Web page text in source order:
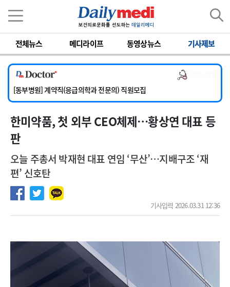
전체뉴스 메디라이프 동영상뉴스 기사제보
[서울아산병원] 2026년 하반기 인턴 모집
[영남대학교의료원] 마취통증의학과 임기제 임상의사 채용
[충남대학교병원] 소아청소년과(소아응급전담) 계약직 의사 공개채용
[동부병원] 계약직(응급의학과 전문의) 직원모집
[이대목동병원] 하반기 전공의(레지던트1년차) 모집
[서울아산병원] 2026년 하반기 인턴 모집
[영남대학교의료원] 마취통증의학과 임기제 임상의사 채용
한미약품, 첫 외부 CEO체제…황상연 대표 등
판
오늘 주총서 박재현 대표 연임 ‘무산’…지배구조 ‘재
편’ 신호탄
기사입력 2026.03.31 12:36